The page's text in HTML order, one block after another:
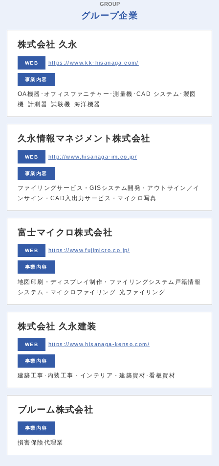
GROUP
グループ企業
株式会社 久永
WEB https://www.kk-hisanaga.com/
事業内容
OA機器･オフィスファニチャー･測量機･CAD システム･製図
機･計測器･試験機･海洋機器
久永情報マネジメント株式会社
WEB http://www.hisanaga-im.co.jp/
事業内容
ファイリングサービス・GISシステム開発・アウトサイン／イ
ンサイン・CAD入出力サービス・マイクロ写真
富士マイクロ株式会社
WEB https://www.fujimicro.co.jp/
事業内容
地図印刷・ディスプレイ制作・ファイリングシステム戸籍情報
システム・マイクロファイリング･光ファイリング
株式会社 久永建装
WEB https://www.hisanaga-kenso.com/
事業内容
建築工事･内装工事・インテリア・建築資材･看板資材
ブルーム株式会社
事業内容
損害保険代理業